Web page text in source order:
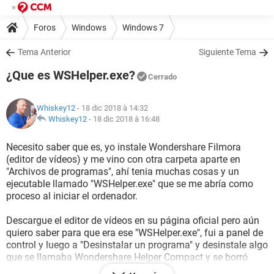
Foros Windows Windows 7
Tema Anterior Siguiente Tema
¿Que es WSHelper.exe? Cerrado
Whiskey12 - 18 dic 2018 à 14:32
Whiskey12 - 18 dic 2018 à 16:48
Necesito saber que es, yo instale Wondershare Filmora
(editor de vídeos) y me vino con otra carpeta aparte en
"Archivos de programas", ahí tenia muchas cosas y un
ejecutable llamado "WSHelper.exe" que se me abría como
proceso al iniciar el ordenador.
Descargue el editor de vídeos en su página oficial pero aún
quiero saber para que era ese "WSHelper.exe", fui a panel de
control y luego a "Desinstalar un programa" y desinstale algo
que se llamaba Wondershare Helper Compact y se borró
toda la carpeta de donde provenía WSHelper.exe.